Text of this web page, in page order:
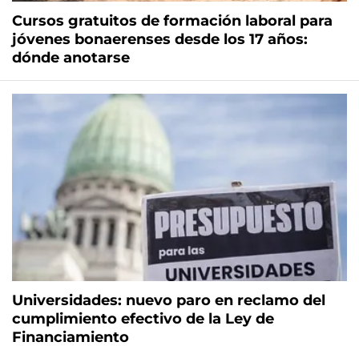
Cursos gratuitos de formación laboral para
jóvenes bonaerenses desde los 17 años:
dónde anotarse
Universidades: nuevo paro en reclamo del
cumplimiento efectivo de la Ley de
Financiamiento